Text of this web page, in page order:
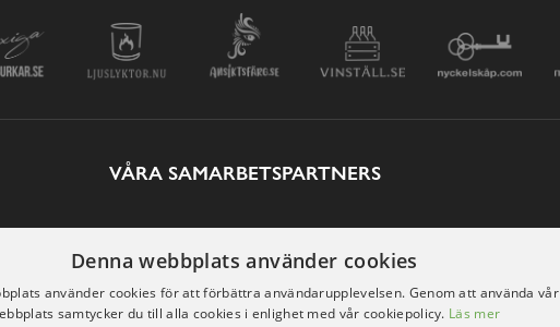
VÅRA SAMARBETSPARTNERS
Denna webbplats använder cookies
använder cookies för att förbättra användarupplevelsen. Genom att använda vår
samtycker du till alla cookies i enlighet med vår cookiepolicy. Läs mer